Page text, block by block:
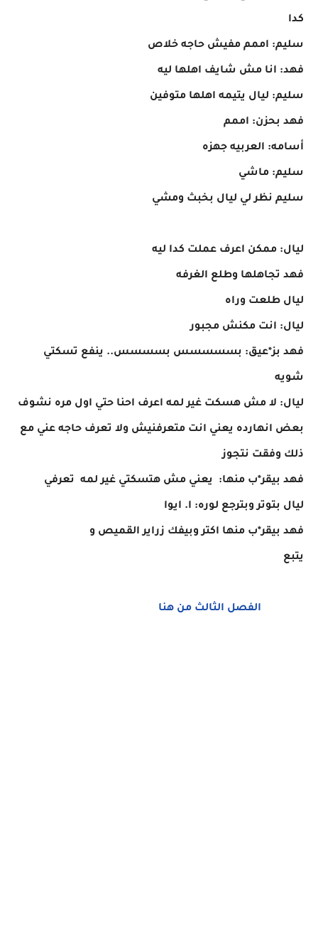
كدا
سليم: اممم مفيش حاجه خلاص
فهد: انا مش شايف اهلها ليه
سليم: ليال يتيمه اهلها متوفين
فهد بحزن: اممم
أسامه: العربيه جهزه
سليم: ماشي
سليم نظر لي ليال بخبث ومشي
ليال: ممكن اعرف عملت كدا ليه
فهد تجاهلها وطلع الغرفه
ليال طلعت وراه
ليال: انت مكنش مجبور
فهد بز*عيق: بسسسسس بسسسس.. ينفع تسكتي
شويه
ليال: لا مش هسكت غير لمه اعرف احنا حتي اول مره نشوف
بعض انهارده يعني انت متعرفنيش ولا تعرف حاجه عني مع
ذلك وفقت نتجوز
فهد بيقر*ب منها: يعني مش هتسكتي غير لمه تعرفي
ليال بتوتر وبترجع لوره: ا. ايوا
فهد بيقر*ب منها اكتر وبيفك زراير القميص و
يتبع
الفصل الثالث من هنا